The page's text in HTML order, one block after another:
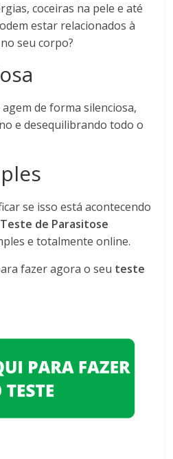
coceiras na pele e até
estar relacionados à
seu corpo?
de forma silenciosa,
e desequilibrando todo o
se isso está acontecendo
Teste de Parasitose
e totalmente online.
fazer agora o seu teste